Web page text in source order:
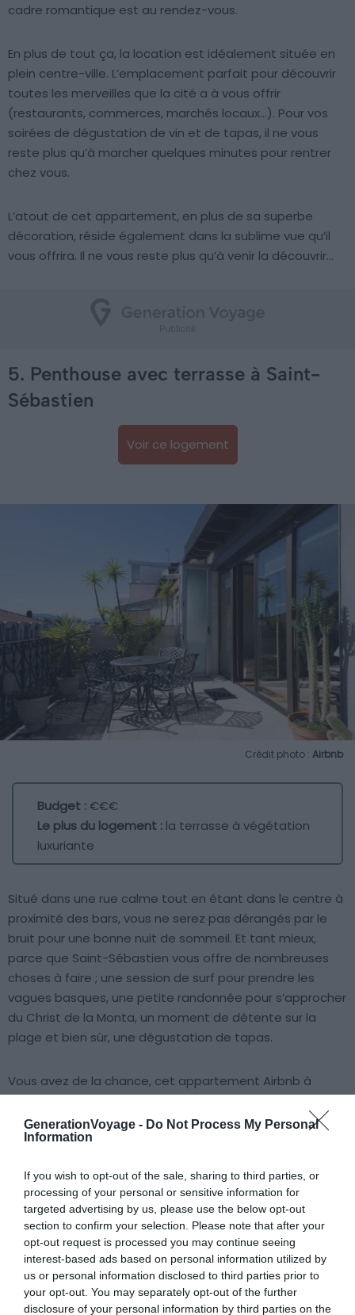
GenerationVoyage - Do Not Process My Personal
Information
If you wish to opt-out of the sale, sharing to third parties, or
processing of your personal or sensitive information for
targeted advertising by us, please use the below opt-out
section to confirm your selection. Please note that after your
opt-out request is processed you may continue seeing
interest-based ads based on personal information utilized by
us or personal information disclosed to third parties prior to
your opt-out. You may separately opt-out of the further
disclosure of your personal information by third parties on the
cadre romantique est au rendez-vous.
En plus de tout ça, la location est idéalement située en
plein centre-ville. L’emplacement parfait pour découvrir
toutes les merveilles que la cité a à vous offrir
(restaurants, commerces, marchés locaux…). Pour vos
soirées de dégustation de vin et de tapas, il ne vous
reste plus qu’à marcher quelques minutes pour rentrer
chez vous.
L’atout de cet appartement, en plus de sa superbe
décoration, réside également dans la sublime vue qu’il
vous offrira. Il ne vous reste plus qu’à venir la découvrir…
5. Penthouse avec terrasse à Saint-
Sébastien
Voir ce logement
Crédit photo : Airbnb
Budget :€€€
Le plus du logement : la terrasse à végétation
luxuriante
Situé dans une rue calme tout en étant dans le centre à
proximité des bars, vous ne serez pas dérangés par le
bruit pour une bonne nuit de sommeil. Et tant mieux,
parce que Saint-Sébastien vous offre de nombreuses
choses à faire ; une session de surf pour prendre les
vagues basques, une petite randonnée pour s’approcher
du Christ de la Monta, un moment de détente sur la
plage et bien sûr, une dégustation de tapas.
Vous avez de la chance, cet appartement Airbnb à
permettre de faire toutes ces activités à pied.
6. Atmosphère chaleureuse dans la
vieille ville
Voir ce logement